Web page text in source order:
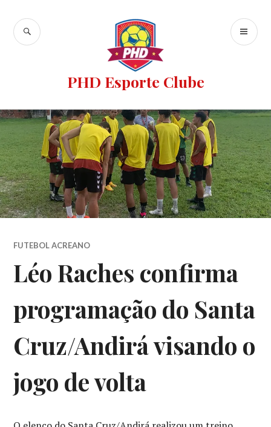
PHD Esporte Clube
FUTEBOL ACREANO
Léo Raches confirma
programação do Santa
Cruz/Andirá visando o
jogo de volta